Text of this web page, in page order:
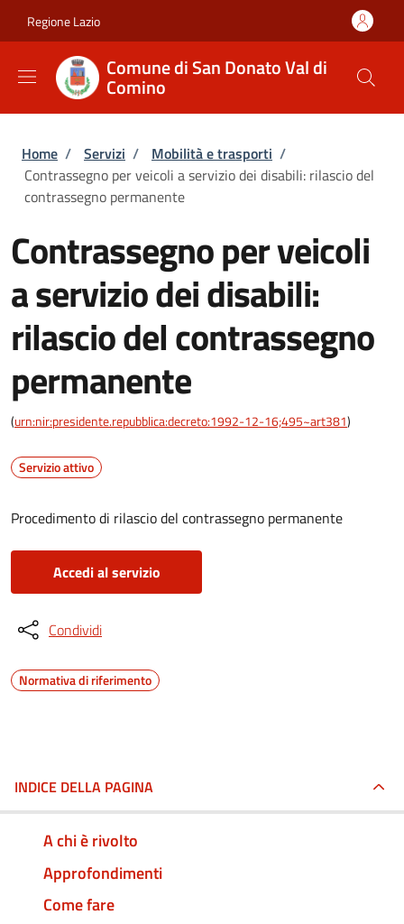
Regione Lazio
Comune di San Donato Val di
Comino
Briciole di pane
Home / Servizi / Mobilità e trasporti /
Contrassegno per veicoli a servizio dei disabili: rilascio del
contrassegno permanente
Contrassegno per veicoli
a servizio dei disabili:
rilascio del contrassegno
permanente
(urn:nir:presidente.repubblica:decreto:1992-12-16;495~art381)
Servizio attivo
Procedimento di rilascio del contrassegno permanente
Accedi al servizio
Condividi
Normativa di riferimento
INDICE DELLA PAGINA
A chi è rivolto
Approfondimenti
Come fare